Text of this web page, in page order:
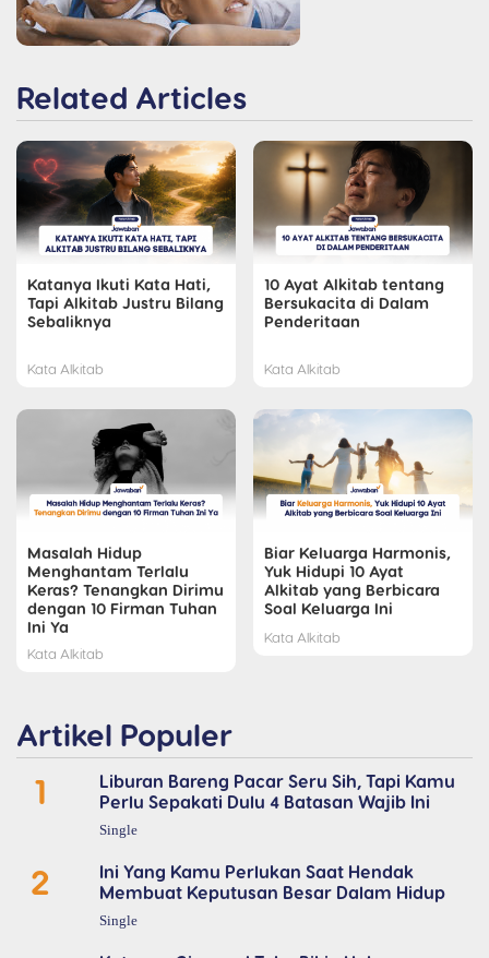
Related Articles
Katanya Ikuti Kata Hati,
Tapi Alkitab Justru Bilang
Sebaliknya
Kata Alkitab
10 Ayat Alkitab tentang
Bersukacita di Dalam
Penderitaan
Kata Alkitab
Masalah Hidup
Menghantam Terlalu
Keras? Tenangkan Dirimu
dengan 10 Firman Tuhan
Ini Ya
Kata Alkitab
Biar Keluarga Harmonis,
Yuk Hidupi 10 Ayat
Alkitab yang Berbicara
Soal Keluarga Ini
Kata Alkitab
Artikel Populer
1
Liburan Bareng Pacar Seru Sih, Tapi Kamu
Perlu Sepakati Dulu 4 Batasan Wajib Ini
Single
2
Ini Yang Kamu Perlukan Saat Hendak
Membuat Keputusan Besar Dalam Hidup
Single